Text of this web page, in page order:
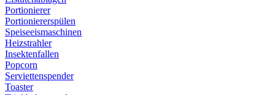
Portionierer
Portioniererspülen
Speiseeismaschinen
Heizstrahler
Insektenfallen
Popcorn
Serviettenspender
Toaster